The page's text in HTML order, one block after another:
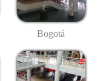
Bogotá